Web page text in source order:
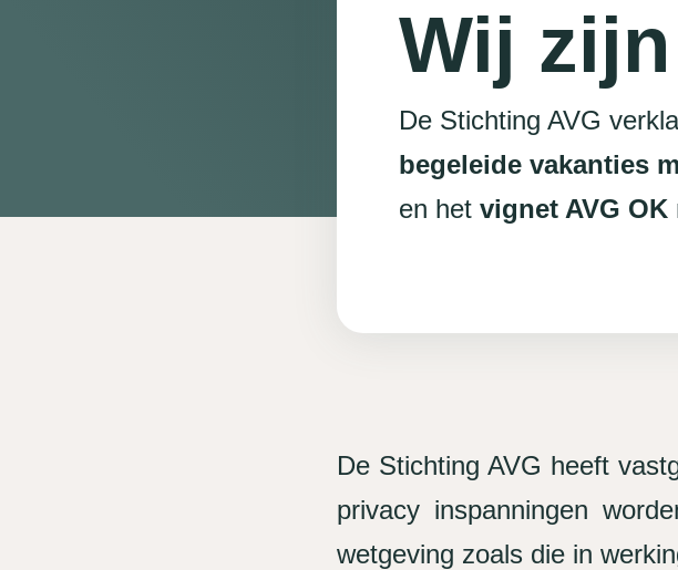
Wij zijn
De Stichting AVG
begeleide vakanties
en het vignet AVG OK
De Stichting AVG heeft
privacy inspanningen
wetgeving zoals die in